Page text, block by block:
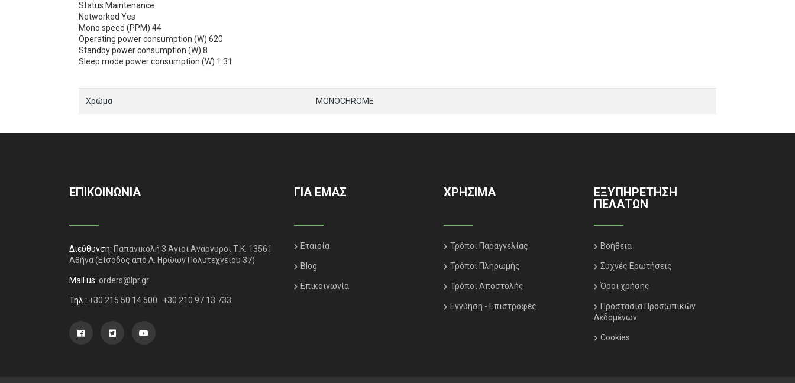
Status Maintenance
Networked Yes
Mono speed (PPM) 44
Operating power consumption (W) 620
Standby power consumption (W) 8
Sleep mode power consumption (W) 1.31
Χρώμα MONOCHROME
ΕΠΙΚΟΙΝΩΝΙΑ
Διεύθυνση: Παπανικολή 3 Άγιοι Ανάργυροι Τ.Κ. 13561
Αθήνα(Είσοδος από Λ. Ηρώων Πολυτεχνείου 37)
Mail us: orders@lpr.gr
Τηλ.: +30 215 50 14 500 +30 210 97 13 733
ΓΙΑ ΕΜΑΣ
Εταιρία
Blog
Επικοινωνία
ΧΡΗΣΙΜΑ
Τρόποι Παραγγελίας
Τρόποι Πληρωμής
Τρόποι Αποστολής
Εγγύηση - Επιστροφές
ΕΞΥΠΗΡΈΤΗΣΗ
ΠΕΛΑΤΏΝ
Βοήθεια
Συχνές Ερωτήσεις
Όροι χρήσης
Προστασία Προσωπικών
Δεδομένων
Cookies